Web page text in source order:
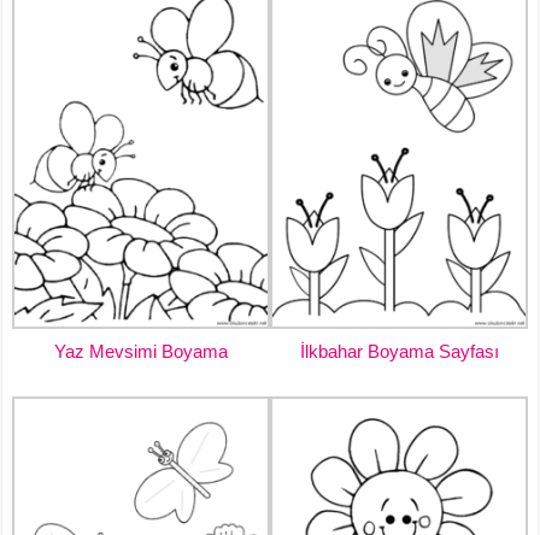
Yaz Mevsimi Boyama İlkbahar Boyama Sayfası